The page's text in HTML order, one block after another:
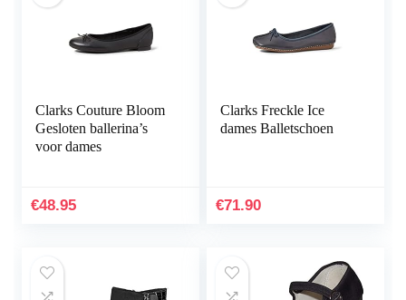
Clarks Couture Bloom
Gesloten ballerina’s
voor dames
€48.95
Clarks Freckle Ice
dames Balletschoen
€71.90